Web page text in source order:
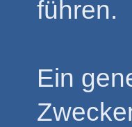
führen.
Ein